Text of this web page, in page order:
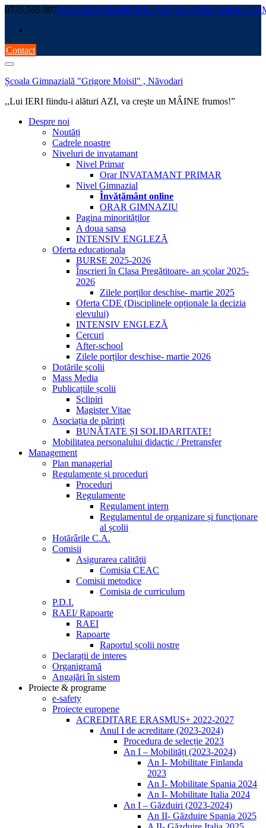
Skip
content
0735.565.007
Contact
Școala Gimnazială "Grigore Moisil" , Năvodari
,,Lui IERI fiindu-i alături AZI, va crește un MÂINE frumos!”
Despre noi
Noutăți
Cadrele noastre
Niveluri de invatamant
Nivel Primar
Orar INVATAMANT PRIMAR
Nivel Gimnazial
Învățământ online
ORAR GIMNAZIU
Pagina minorităților
A doua sansa
INTENSIV ENGLEZĂ
Oferta educationala
BURSE 2025-2026
Înscrieri în Clasa Pregătitoare- an școlar 2025-
2026
Zilele porților deschise- martie 2025
Oferta CDE (Disciplinele opționale la decizia
elevului)
INTENSIV ENGLEZĂ
Cercuri
After-school
Zilele porților deschise- martie 2026
Dotările școlii
Mass Media
Publicațiile școlii
Sclipiri
Magister Vitae
Asociația de părinți
BUNĂTATE ȘI SOLIDARITATE!
Mobilitatea personalului didactic / Pretransfer
Management
Plan managerial
Regulamente și proceduri
Proceduri
Regulamente
Regulament intern
Regulamentul de organizare și funcționare
al școlii
Hotărârile C.A.
Comisii
Asigurarea calităţii
Comisia CEAC
Comisii metodice
Comisia de curriculum
P.D.I.
RAEI/ Rapoarte
RAEI
Rapoarte
Raportul școlii nostre
Declarații de interes
Organigramă
Angajări în sistem
Proiecte & programe
e-safety
Proiecte europene
ACREDITARE ERASMUS+ 2022-2027
Anul I de acreditare (2023-2024)
Procedura de selecție 2023
An I – Mobilități (2023-2024)
An I- Mobilitate Finlanda
2023
An I- Mobilitate Spania 2024
An I- Mobilitate Italia 2024
An I – Găzduiri (2023-2024)
An II- Găzduire Spania 2025